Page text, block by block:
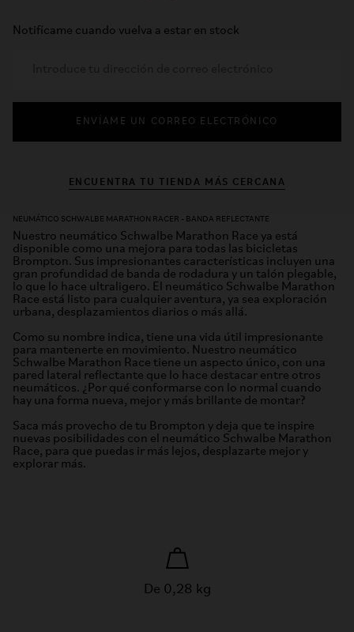
Notifícame cuando vuelva a estar en stock
ENVÍAME UN CORREO ELECTRÓNICO
ENCUENTRA TU TIENDA MÁS CERCANA
NEUMÁTICO SCHWALBE MARATHON RACER - BANDA REFLECTANTE
Nuestro neumático Schwalbe Marathon Race ya está
disponible como una mejora para todas las bicicletas
Brompton. Sus impresionantes características incluyen una
gran profundidad de banda de rodadura y un talón plegable,
lo que lo hace ultraligero. El neumático Schwalbe Marathon
Race está listo para cualquier aventura, ya sea exploración
urbana, desplazamientos diarios o más allá.
Como su nombre indica, tiene una vida útil impresionante
para mantenerte en movimiento. Nuestro neumático
Schwalbe Marathon Race tiene un aspecto único, con una
pared lateral reflectante que lo hace destacar entre otros
neumáticos. ¿Por qué conformarse con lo normal cuando
hay una forma nueva, mejor y más brillante de montar?
Saca más provecho de tu Brompton y deja que te inspire
nuevas posibilidades con el neumático Schwalbe Marathon
Race, para que puedas ir más lejos, desplazarte mejor y
explorar más.
De 0,28 kg